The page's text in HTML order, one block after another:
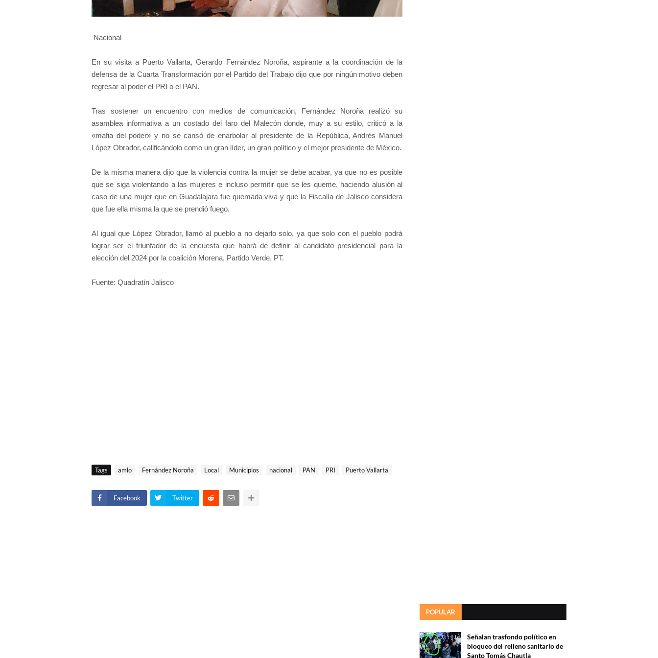
Nacional
En su visita a Puerto Vallarta, Gerardo Fernández Noroña, aspirante a la coordinación de la
defensa de la Cuarta Transformación por el Partido del Trabajo dijo que por ningún motivo deben
regresar al poder el PRI o el PAN.
Tras sostener un encuentro con medios de comunicación, Fernández Noroña realizó su
asamblea informativa a un costado del faro del Malecón donde, muy a su estilo, criticó a la
«mafia del poder» y no se cansó de enarbolar al presidente de la República, Andrés Manuel
López Obrador, calificándolo como un gran líder, un gran político y el mejor presidente de México.
De la misma manera dijo que la violencia contra la mujer se debe acabar, ya que no es posible
que se siga violentando a las mujeres e incluso permitir que se les queme, haciendo alusión al
caso de una mujer que en Guadalajara fue quemada viva y que la Fiscalía de Jalisco considera
que fue ella misma la que se prendió fuego.
Al igual que López Obrador, llamó al pueblo a no dejarlo solo, ya que solo con el pueblo podrá
lograr ser el triunfador de la encuesta que habrá de definir al candidato presidencial para la
elección del 2024 por la coalición Morena, Partido Verde, PT.
Fuente: Quadratín Jalisco
Tags amlo Fernández Noroña Local Municipios nacional PAN PRI Puerto Vallarta
Facebook Twitter
POPULAR
Señalan trasfondo político en
bloqueo del relleno sanitario de
Santo Tomás Chautla